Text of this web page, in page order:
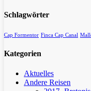
Schlagwörter
Cap Formentor Finca Cap Canal
Kategorien
Aktuelles
Andere Reisen